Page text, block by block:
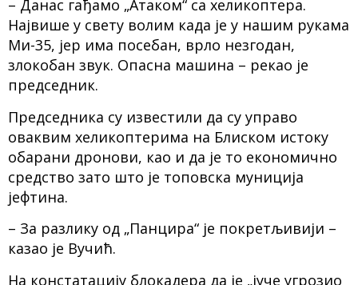
– Данас гађамо „Атаком“ са хеликоптера.
Највише у свету волим када је у нашим рукама
Ми-35, јер има посебан, врло незгодан,
злокобан звук. Опасна машина – рекао је
председник.
Председника су известили да су управо
оваквим хеликоптерима на Блиском истоку
обарани дронови, као и да је то економично
средство зато што је топовска муниција
јефтина.
– За разлику од „Панцира“ је покретљивији –
казао је Вучић.
На констатацију блокадера да је „јуче угрозио